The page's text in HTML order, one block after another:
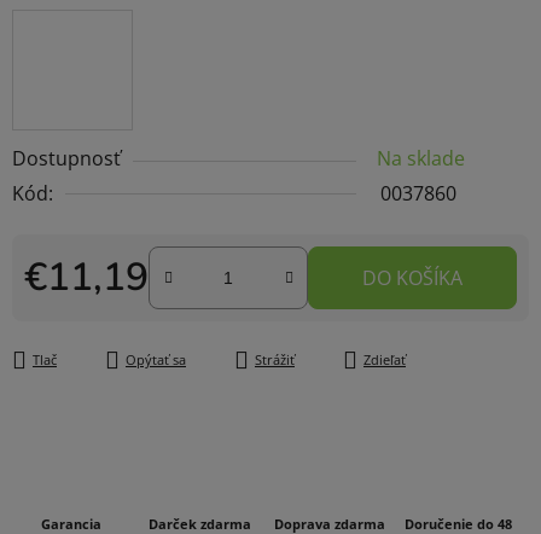
Dostupnosť
Na sklade
Kód:
0037860
€11,19
Jednotková cena:
DO KOŠÍKA
Tlač Opýtať sa Strážiť Zdieľať
Garancia
Darček zdarma
Doprava zdarma
Doručenie do 48